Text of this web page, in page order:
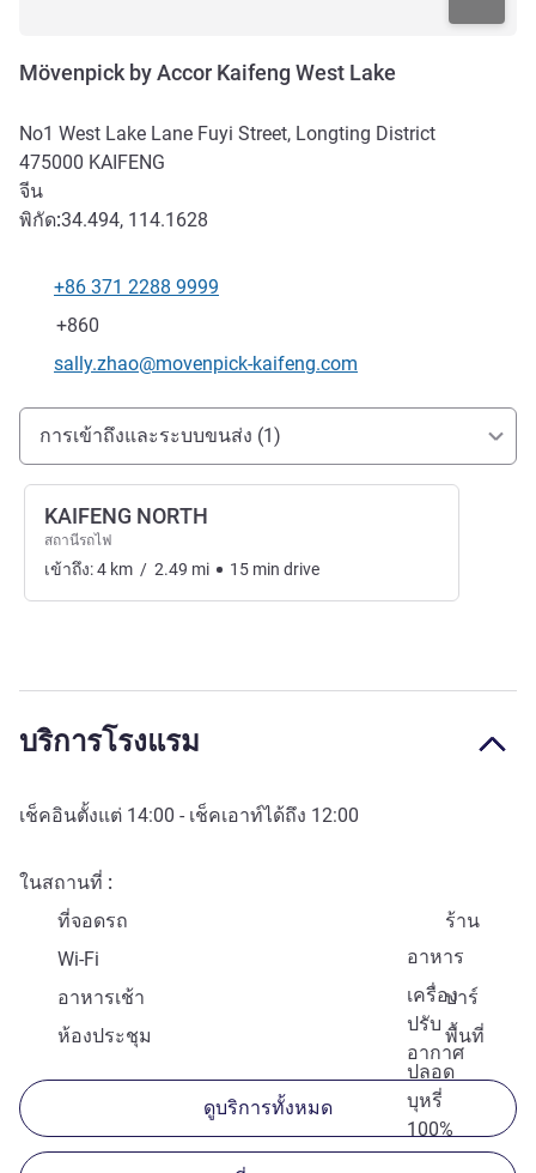
Mövenpick by Accor Kaifeng West Lake
No1 West Lake Lane Fuyi Street, Longting District
475000 KAIFENG
จีน
พิกัด:34.494, 114.1628
โทรศัพท์
+86 371 2288 9999
แฟกซ์
+860
อีเมลติดต่อ
sally.zhao@movenpick-kaifeng.com
การเข้าถึงและการเดินทาง
การเข้าถึงและระบบขนส่ง (1)
KAIFENG NORTH
สถานีรถไฟ
เข้าถึง:4 km / 2.49 mi 15 min drive
บริการโรงแรม
เช็คอินตั้งแต่ 14:00 - เช็คเอาท์ได้ถึง 12:00
ในสถานที่
ที่จอดรถ
ร้าน
อาหาร
Wi-Fi
เครื่อง
ปรับ
อากาศ
อาหารเช้า
บาร์
ห้องประชุม
พื้นที่
ปลอด
บุหรี่
100%
ดูบริการทั้งหมด